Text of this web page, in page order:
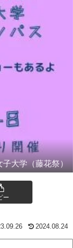
子大学（藤花祭）
ー
2024.08.24